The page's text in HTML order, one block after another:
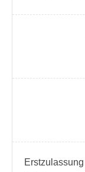
Erstzulassung